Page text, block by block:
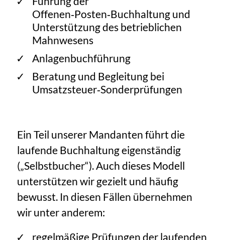
Offenen‑Posten‑Buchhaltung und
Unterstützung des betrieblichen
Mahnwesens
Anlagenbuchführung
Beratung und Begleitung bei
Umsatzsteuer‑Sonderprüfungen
Ein Teil unserer Mandanten führt die
laufende Buchhaltung eigenständig
(„Selbstbucher“). Auch dieses Modell
unterstützen wir gezielt und häufig
bewusst. In diesen Fällen übernehmen
wir unter anderem:
regelmäßige Prüfungen der laufenden